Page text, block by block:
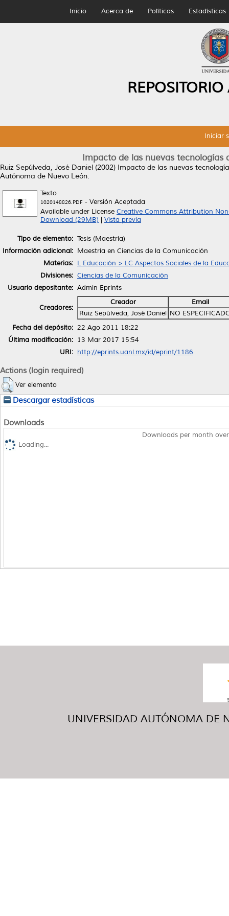
Inicio Acerca de Políticas Estadísticas
Iniciar
Impacto de las nuevas
Ruiz Sepúlveda, José Daniel (2002) Impacto de las nuevas
Autónoma de Nuevo León.
Texto
1020148826.PDF - Versión Aceptada
Available under License Creative Commons Attribution
Download (29MB)
Vista previa
Tipo de elemento: Tesis (Maestría)
Información adicional: Maestría en Ciencias de la Comunicación
Materias: L Educación > LC Aspectos Sociales de la
Divisiones: Ciencias de la Comunicación
Usuario depositante: Admin Eprints
Creadores:
Creador
Email
Ruiz Sepúlveda, José Daniel NO
Fecha del depósito: 22 Ago 2011 18:22
Última modificación: 13 Mar 2017 15:54
URI: http://eprints.uanl.mx/id/eprint/1186
Actions (login required)
Ver elemento
Descargar estadísticas
Downloads
Downloads per month
Loading...
UNIVERSIDAD AUTÓNOMA DE